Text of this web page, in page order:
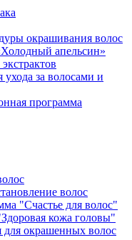
окрашивания волос
апельсин»
ухода за волосами и
программа
волос
"Счастье для волос"
кожа головы"
для окрашенных волос